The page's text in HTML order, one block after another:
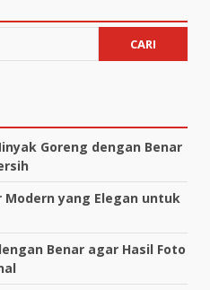
CARI
Goreng dengan Benar
Modern yang Elegan untuk
Benar agar Hasil Foto